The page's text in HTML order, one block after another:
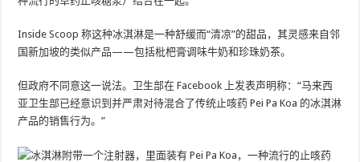
Inside Scoop 称这种冰淇淋是一种舒缓而“清凉”的甜品，其灵感来自邻
国新加坡的类似产品——包括枇杷膏调味牛奶和珍珠奶茶。
但政府不同意这一说法。卫生部在 Facebook 上发表声明称：“马来西
亚卫生部已经意识到并严肃对待混合了传统止咳药 Pei Pa Koa 的冰淇淋
产品的销售行为。”